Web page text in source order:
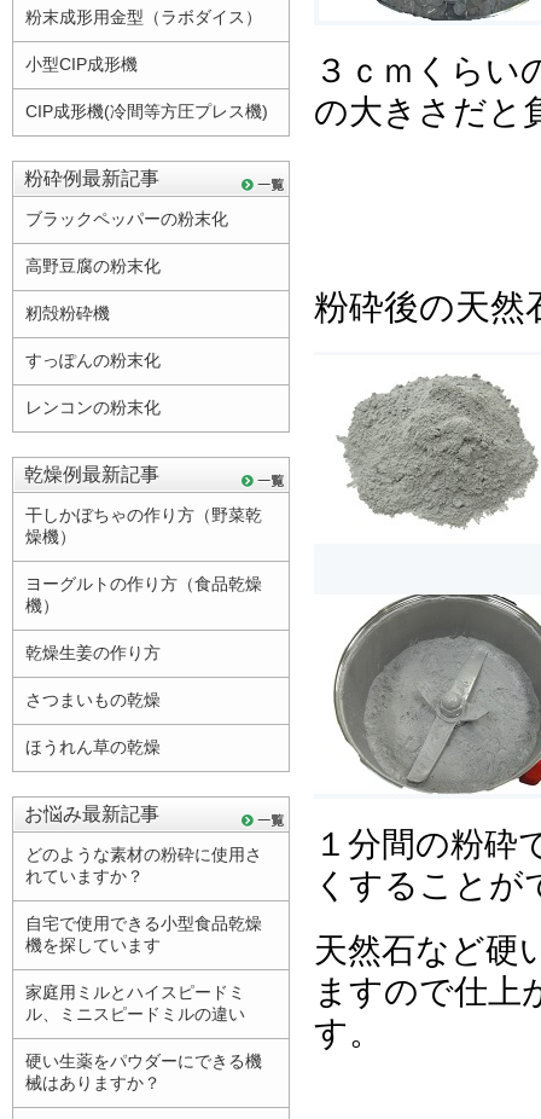
３ｃｍくらい
の大きさだと
粉砕後の天然
１分間の粉砕
くすることが
天然石など硬
ますので仕上
す。
粉末成形用金型（ラボダイス）
小型CIP成形機
CIP成形機(冷間等方圧プレス機)
粉砕例最新記事
ブラックペッパーの粉末化
高野豆腐の粉末化
籾殻粉砕機
すっぽんの粉末化
レンコンの粉末化
乾燥例最新記事
干しかぼちゃの作り方（野菜乾
燥機）
ヨーグルトの作り方（食品乾燥
機）
乾燥生姜の作り方
さつまいもの乾燥
ほうれん草の乾燥
お悩み最新記事
どのような素材の粉砕に使用さ
れていますか？
自宅で使用できる小型食品乾燥
機を探しています
家庭用ミルとハイスピードミ
ル、ミニスピードミルの違い
硬い生薬をパウダーにできる機
械はありますか？